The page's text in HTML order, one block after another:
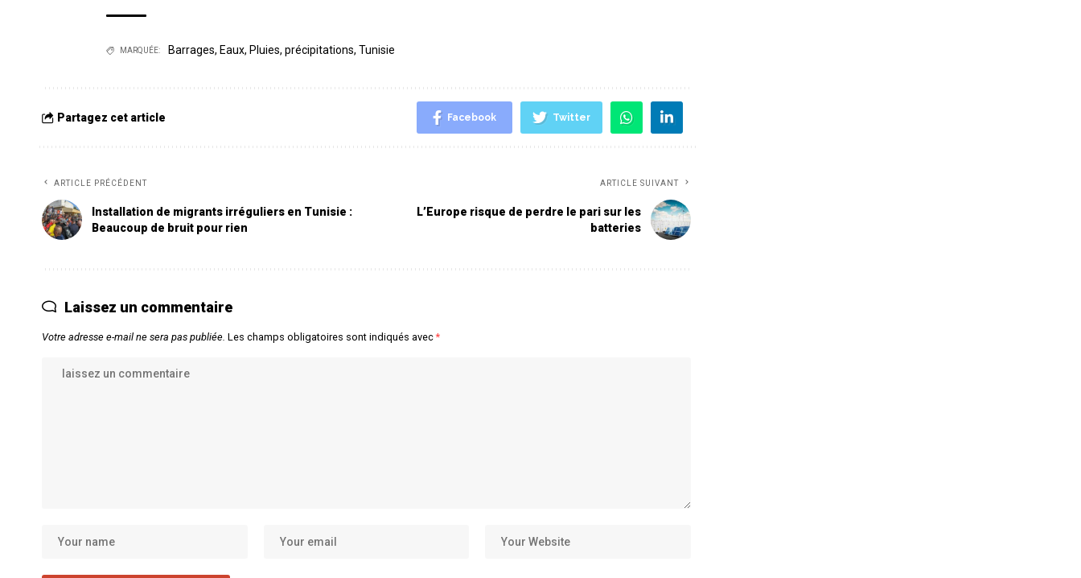
MARQUÉE: Barrages, Eaux, Pluies, précipitations, Tunisie
Partagez cet article Facebook Twitter
ARTICLE PRÉCÉDENT
Installation de migrants irréguliers en Tunisie :
Beaucoup de bruit pour rien
ARTICLE SUIVANT
L’Europe risque de perdre le pari sur les
batteries
Laissez un commentaire
Votre adresse e-mail ne sera pas publiée. Les champs obligatoires sont indiqués avec*